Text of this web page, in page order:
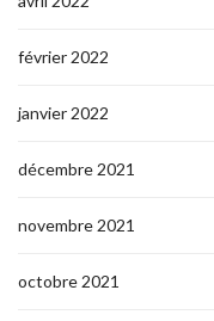
février 2022
janvier 2022
décembre 2021
novembre 2021
octobre 2021